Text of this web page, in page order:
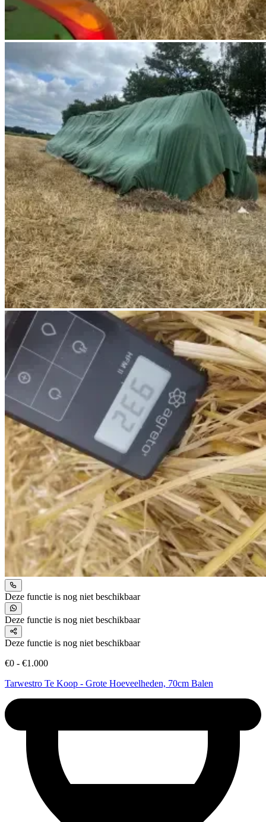
Deze functie is nog niet beschikbaar
Deze functie is nog niet beschikbaar
Deze functie is nog niet beschikbaar
€0 - €1.000
Tarwestro Te Koop - Grote Hoeveelheden, 70cm Balen